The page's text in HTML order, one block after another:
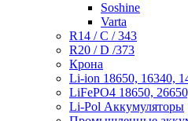
Soshine
Varta
R14 / C / 343
R20 / D /373
Крона
Li-ion 18650, 16340,
LiFePO4 18650,
Li-Pol Аккумуляторы